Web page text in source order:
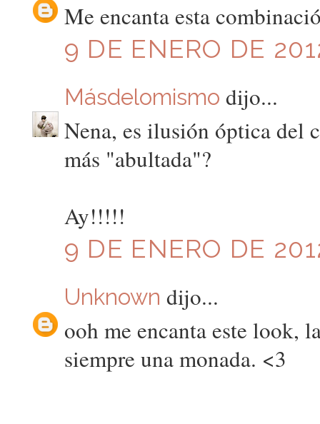
Me encanta esta
9 DE ENERO DE
Másdelomismo dijo...
Nena, es ilusión óptica del
más "abultada"?
Ay!!!!!
9 DE ENERO DE
Unknown dijo...
ooh me encanta este look,
siempre una monada. <3